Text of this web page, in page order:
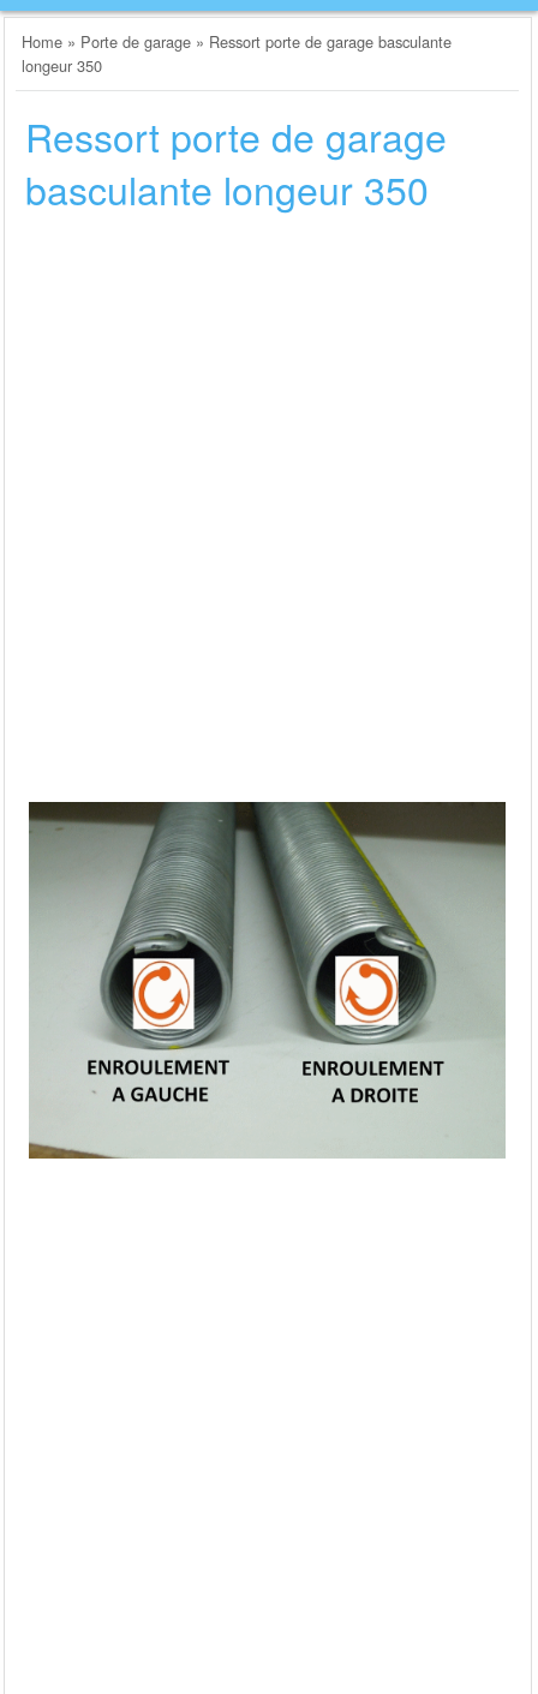
Home » Porte de garage » Ressort porte de garage basculante
longeur 350
Ressort porte de garage
basculante longeur 350